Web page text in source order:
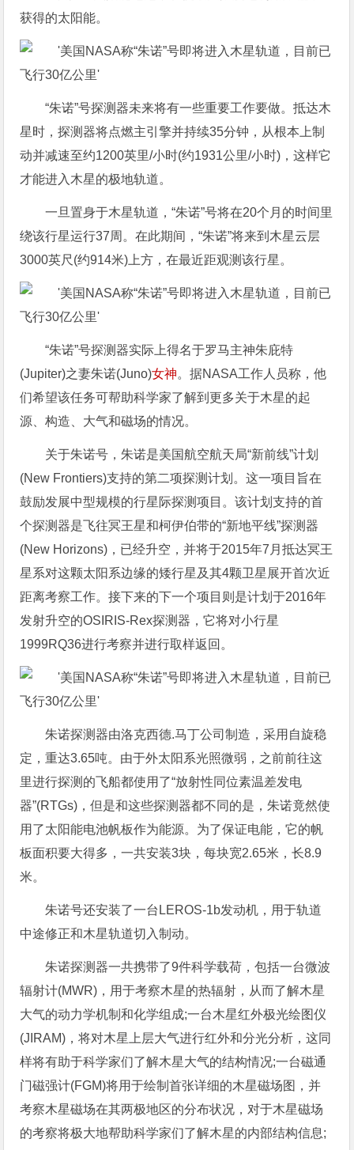
获得的太阳能。
“朱诺”号探测器未来将有一些重要工作要做。抵达木
星时，探测器将点燃主引擎并持续35分钟，从根本上制
动并减速至约1200英里/小时(约1931公里/小时)，这样它
才能进入木星的极地轨道。
一旦置身于木星轨道，“朱诺”号将在20个月的时间里
绕该行星运行37周。在此期间，“朱诺”将来到木星云层
3000英尺(约914米)上方，在最近距观测该行星。
“朱诺”号探测器实际上得名于罗马主神朱庇特
(Jupiter)之妻朱诺(Juno)女神。据NASA工作人员称，他
们希望该任务可帮助科学家了解到更多关于木星的起
源、构造、大气和磁场的情况。
关于朱诺号，朱诺是美国航空航天局“新前线”计划
(New Frontiers)支持的第二项探测计划。这一项目旨在
鼓励发展中型规模的行星际探测项目。该计划支持的首
个探测器是飞往冥王星和柯伊伯带的“新地平线”探测器
(New Horizons)，已经升空，并将于2015年7月抵达冥王
星系对这颗太阳系边缘的矮行星及其4颗卫星展开首次近
距离考察工作。接下来的下一个项目则是计划于2016年
发射升空的OSIRIS-Rex探测器，它将对小行星
1999RQ36进行考察并进行取样返回。
朱诺探测器由洛克西德.马丁公司制造，采用自旋稳
定，重达3.65吨。由于外太阳系光照微弱，之前前往这
里进行探测的飞船都使用了“放射性同位素温差发电
器”(RTGs)，但是和这些探测器都不同的是，朱诺竟然使
用了太阳能电池帆板作为能源。为了保证电能，它的帆
板面积要大得多，一共安装3块，每块宽2.65米，长8.9
米。
朱诺号还安装了一台LEROS-1b发动机，用于轨道
中途修正和木星轨道切入制动。
朱诺探测器一共携带了9件科学载荷，包括一台微波
辐射计(MWR)，用于考察木星的热辐射，从而了解木星
大气的动力学机制和化学组成;一台木星红外极光绘图仪
(JIRAM)，将对木星上层大气进行红外和分光分析，这同
样将有助于科学家们了解木星大气的结构情况;一台磁通
门磁强计(FGM)将用于绘制首张详细的木星磁场图，并
考察木星磁场在其两极地区的分布状况，对于木星磁场
的考察将极大地帮助科学家们了解木星的内部结构信息;